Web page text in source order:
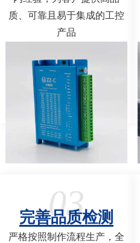
质、可靠且易于集成的工控
产品
03
完善品质检测
严格按照制作流程生产，全